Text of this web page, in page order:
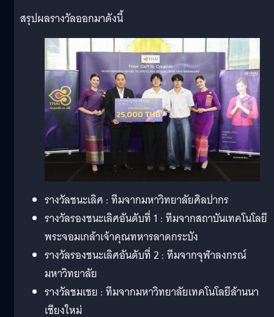
สรุปผลรางวัลออกมาดังนี้
รางวัลชนะเลิศ : ทีมจากมหาวิทยาลัยศิลปากร
รางวัลรองชนะเลิศอันดับที่ 1 : ทีมจากสถาบันเทคโนโลยี
พระจอมเกล้าเจ้าคุณทหารลาดกระบัง
รางวัลรองชนะเลิศอันดับที่ 2 : ทีมจากจุฬาลงกรณ์
มหาวิทยาลัย
รางวัลชมเชย : ทีมจากมหาวิทยาลัยเทคโนโลยีล้านนา
เชียงใหม่